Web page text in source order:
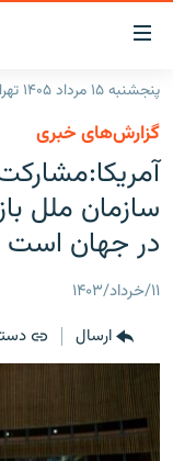
لینک‌های
قابلیت
دسترسی
بازگشت
بازگشت
به
منوی
اصلی
رفتن
صفحه
ایران
جهان
رادیو
گزارش‌های تصویری
گزارش‌های ویدئویی
زنان فردا
English
پنجشنبه ۱۵ مرداد ۱۴۰۵ تهران ۱۶:۵۲
گزارش‌های خبری
سازمان ملل
در جهان است
۱۱/خرداد/۱۴۰۳
ارسال